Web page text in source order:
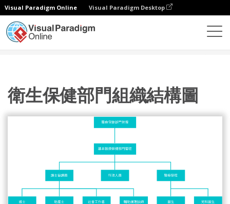
Visual Paradigm Online Visual Paradigm Desktop
衛生保健部門組織結構圖